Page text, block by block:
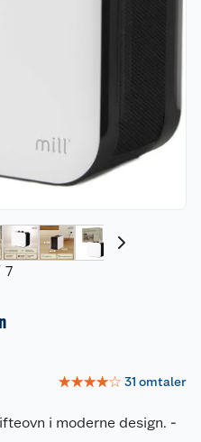
7
☆☆☆☆☆ 31 omtaler
i moderne design. -